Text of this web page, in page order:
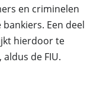
en criminelen
Een deel
hierdoor te
de FIU.